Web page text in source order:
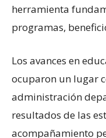
herramienta
programas,
Los avances en
ocuparon un lugar
administración
resultados de las
acompañamiento